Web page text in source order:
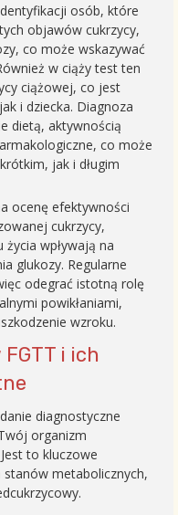
osób, które
objawów cukrzycy,
co może wskazywać
w ciąży test ten
ciążowej, co jest
i dziecka. Diagnoza
dietą, aktywnością
co może
jak i długim
ocenę efektywności
cukrzycy,
wpływają na
glukozy. Regularne
odegrać istotną rolę
powikłaniami,
wzroku.
i ich
diagnostyczne
organizm
to kluczowe
metabolicznych,